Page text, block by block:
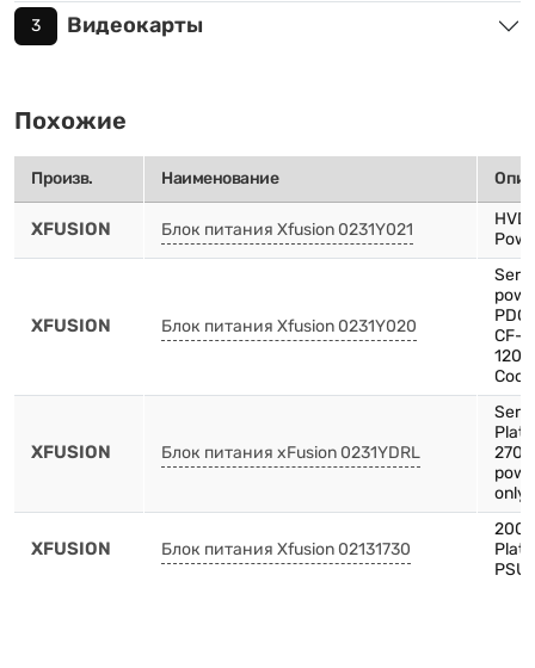
3 Видеокарты
Похожие
Произв. Наименование
XFUSION Блок питания Xfusion 0231Y021
XFUSION Блок питания Xfusion 0231Y020 CF-
XFUSION Блок питания xFusion 0231YDRL
only
XFUSION Блок питания Xfusion 02131730
PSU